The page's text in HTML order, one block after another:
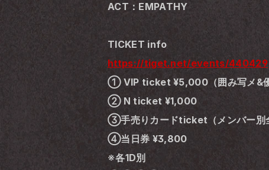
ACT：EMPATHY
TICKET info
https://tiget.net/events/440429
① VIP ticket ¥5,000（囲み写メ&優
② N ticket ¥1,000
③手売りカードticket（メンバー別
④当日券 ¥3,800
※各1D別